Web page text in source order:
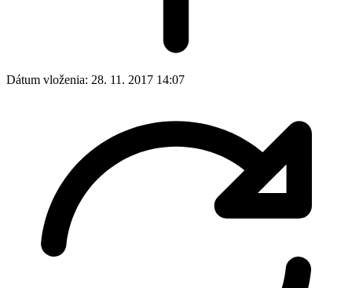
Dátum vloženia: 28. 11. 2017 14:07